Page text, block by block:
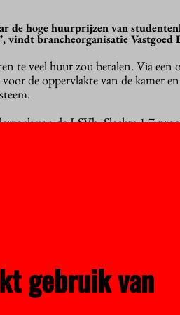
de hoge huurprijzen van
brancheorganisatie Vastgoed
te veel huur zou betalen. Via een
de oppervlakte van de kamer
van de LSVb. Slechts 1,7
de studentenbond zich baseert.
stad wonen. Dat kost nu eenmaal
daar helemaal geen rekening
vereniging. “Het is een typisch
wordt om te investeren in
signalen van kamerverhuurders
voor de vrije huursector
gebruik van